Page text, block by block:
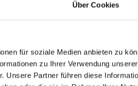
Über Cookies
für soziale Medien anbieten zu
zu Ihrer Verwendung unserer
Unsere Partner führen diese